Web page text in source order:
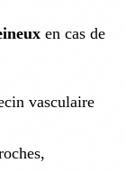
en cas de
vasculaire